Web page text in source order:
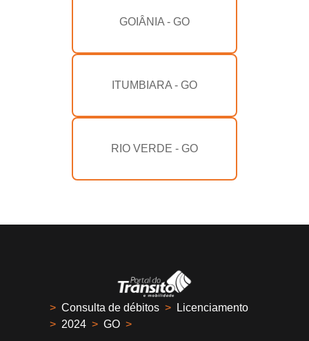
GOIÂNIA - GO
ITUMBIARA - GO
RIO VERDE - GO
> Consulta de débitos >
Licenciamento
> 2024 > GO >